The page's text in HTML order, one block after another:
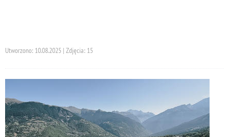
Utworzono: 10.08.2025 | Zdjęcia: 15